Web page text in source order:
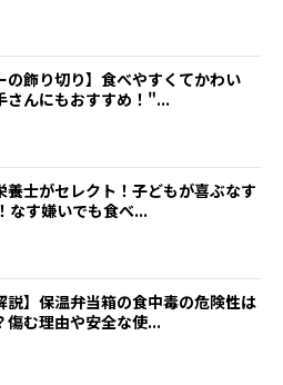
の飾り切り】食べやすくてかわい
さんにもおすすめ！"...
養士がセレクト！子どもが喜ぶなす
なす嫌いでも食べ...
説】保温弁当箱の食中毒の危険性は
傷む理由や安全な使...